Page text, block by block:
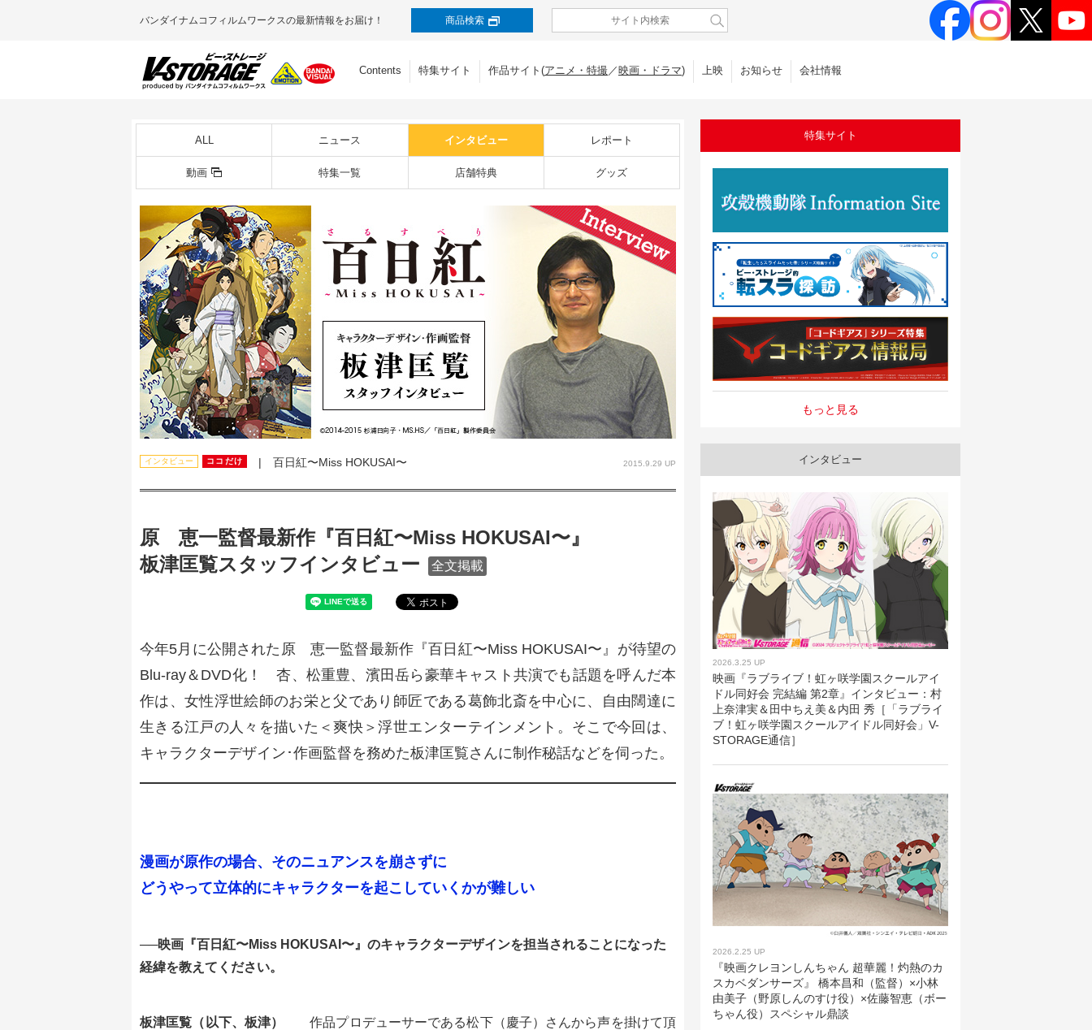
バンダイナムコフィルムワークスの最新情報をお届け！ 商品検索
Contents 特集サイト 作品サイト(アニメ・特撮／映画・ドラマ) 上映 お知らせ 会社情報
ALL ニュース インタビュー レポート
動画 特集一覧 店舗特典 グッズ
インタビュー ココだけ | 百日紅〜Miss HOKUSAI〜 2015.9.29 UP
原 恵一監督最新作『百日紅〜Miss HOKUSAI〜』
板津匡覧スタッフインタビュー
全文掲載
今年5月に公開された原 恵一監督最新作『百日紅〜Miss HOKUSAI〜』が待望の
Blu-ray＆DVD化！ 杏、松重豊、濱田岳ら豪華キャスト共演でも話題を呼んだ本
作は、女性浮世絵師のお栄と父であり師匠である葛飾北斎を中心に、自由闊達に
生きる江戸の人々を描いた＜爽快＞浮世エンターテインメント。そこで今回は、
キャラクターデザイン･作画監督を務めた板津匡覧さんに制作秘話などを伺った。
漫画が原作の場合、そのニュアンスを崩さずに
どうやって立体的にキャラクターを起こしていくかが難しい
──映画『百日紅〜Miss HOKUSAI〜』のキャラクターデザインを担当されることになった
経緯を教えてください。
板津匡覧（以下、板津）
作品プロデューサーである松下（慶子）さんから声を掛けて頂
特集サイト
もっと見る
インタビュー
2026.3.25 UP
映画『ラブライブ！虹ヶ咲学園スクールアイ
ドル同好会 完結編 第2章』インタビュー：村
上奈津実＆田中ちえ美＆内田 秀［「ラブライ
ブ！虹ヶ咲学園スクールアイドル同好会」V-
STORAGE通信］
2026.2.25 UP
『映画クレヨンしんちゃん 超華麗！灼熱のカ
スカベダンサーズ』 橋本昌和（監督）×小林
由美子（野原しんのすけ役）×佐藤智恵（ボー
ちゃん役）スペシャル鼎談